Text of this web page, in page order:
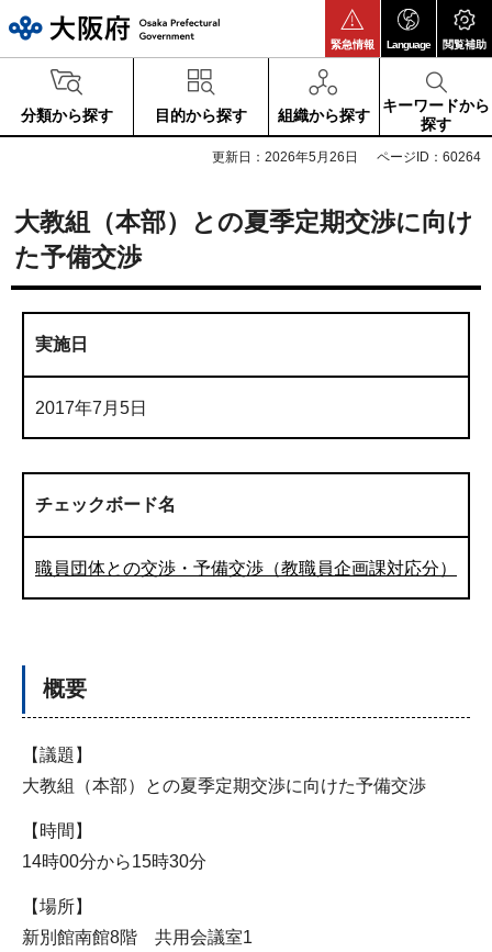
緊急情報 Language 閲覧補助
分類から探す 目的から探す 組織から探す
キーワードから
探す
更新日：2026年5月26日 ページID：60264
大教組（本部）との夏季定期交渉に向け
た予備交渉
実施日
2017年7月5日
チェックボード名
職員団体との交渉・予備交渉（教職員企画課対応分）
概要
【議題】
大教組（本部）との夏季定期交渉に向けた予備交渉
【時間】
14時00分から15時30分
【場所】
新別館南館8階 共用会議室1